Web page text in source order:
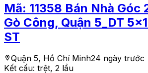
Mã: 11358 Bán Nhà Góc
Gò Công, Quận 5_DT
ST
Quận 5, Hồ Chí Minh24 ngày trước
Kết cấu: trệt, 2 lầu